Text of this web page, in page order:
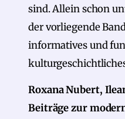
sind. Allein schon
der vorliegende
informatives und
Roxana Nubert,
Beiträge zur